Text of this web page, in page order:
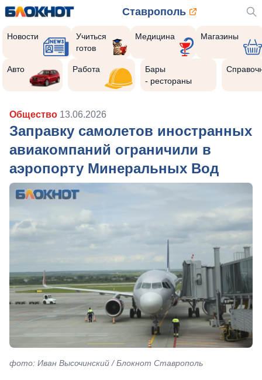
Ставрополь
Новости
Учиться
готов
Медицина Магазины
Авто Работа
Бары
- рестораны
Общество 13.06.2026
Заправку самолетов иностранных
авиакомпаний ограничили в
аэропорту Минеральных Вод
фото: Иван Высочинский / Блокнот Ставрополь